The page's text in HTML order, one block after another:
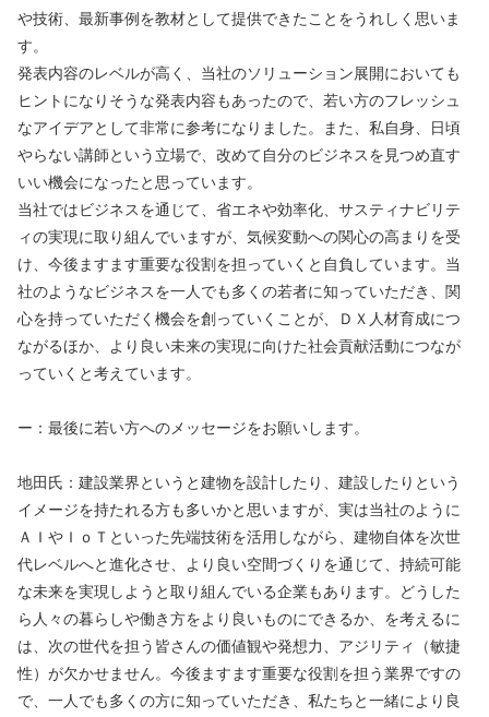
や技術、最新事例を教材として提供できたことをうれしく思いま
す。
発表内容のレベルが高く、当社のソリューション展開においても
ヒントになりそうな発表内容もあったので、若い方のフレッシュ
なアイデアとして非常に参考になりました。また、私自身、日頃
やらない講師という立場で、改めて自分のビジネスを見つめ直す
いい機会になったと思っています。
当社ではビジネスを通じて、省エネや効率化、サスティナビリテ
ィの実現に取り組んでいますが、気候変動への関心の高まりを受
け、今後ますます重要な役割を担っていくと自負しています。当
社のようなビジネスを一人でも多くの若者に知っていただき、関
心を持っていただく機会を創っていくことが、ＤＸ人材育成につ
ながるほか、より良い未来の実現に向けた社会貢献活動につなが
っていくと考えています。
ー：最後に若い方へのメッセージをお願いします。
地田氏：建設業界というと建物を設計したり、建設したりという
イメージを持たれる方も多いかと思いますが、実は当社のように
ＡＩやＩｏＴといった先端技術を活用しながら、建物自体を次世
代レベルへと進化させ、より良い空間づくりを通じて、持続可能
な未来を実現しようと取り組んでいる企業もあります。どうした
ら人々の暮らしや働き方をより良いものにできるか、を考えるに
は、次の世代を担う皆さんの価値観や発想力、アジリティ（敏捷
性）が欠かせません。今後ますます重要な役割を担う業界ですの
で、一人でも多くの方に知っていただき、私たちと一緒により良